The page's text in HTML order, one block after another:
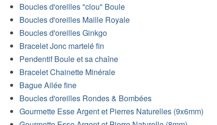
Boucles d'oreilles "clou" Boule
Boucles d'oreilles Maille Royale
Boucles d'oreilles Ginkgo
Bracelet Jonc martelé fin
Pendentif Boule et sa chaîne
Bracelet Chainette Minérale
Bague Ailée fine
Boucles d'oreilles Rondes & Bombées
Gourmette Esse Argent et Pierres Naturelles (9x6mm)